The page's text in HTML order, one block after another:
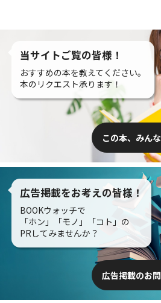
当サイトご覧の皆様！
おすすめの本を教えてください。
本のリクエスト承ります！
この本、みん
広告掲載をお考えの皆様！
BOOKウォッチで
「ホン」「モノ」「コト」の
PRしてみませんか？
広告掲載のお